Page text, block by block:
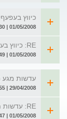
כיווץ
01/05/2008 | 11:30 | מאת: מעיין
RE: כיווץ בעפעף והרכבת עדשות
01/05/2008 | 20:49 | מאת: קובי בריג
עדשות מגע
29/04/2008 | 12:55 | מאת: ליאורה
RE: עדשות מגע
01/05/2008 | 20:47 | מאת: קובי בריג